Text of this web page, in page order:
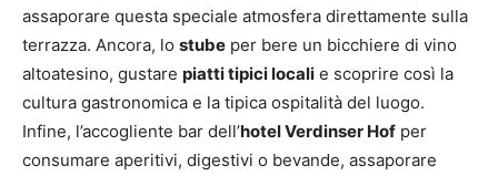
assaporare questa speciale atmosfera direttamente sulla
terrazza. Ancora, lo stube per bere un bicchiere di vino
altoatesino, gustare piatti tipici locali e scoprire così la
cultura gastronomica e la tipica ospitalità del luogo.
Infine, l’accogliente bar dell’hotel Verdinser Hof per
consumare aperitivi, digestivi o bevande, assaporare